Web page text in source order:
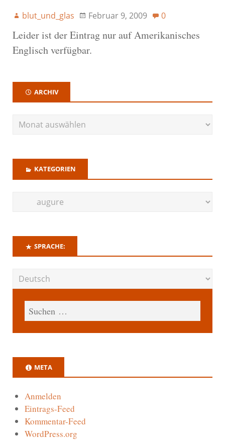
blut_und_glas Februar 9, 2009 0
Leider ist der Eintrag nur auf Amerikanisches
Englisch verfügbar.
ARCHIV
KATEGORIEN
SPRACHE:
META
Anmelden
Eintrags-Feed
Kommentar-Feed
WordPress.org